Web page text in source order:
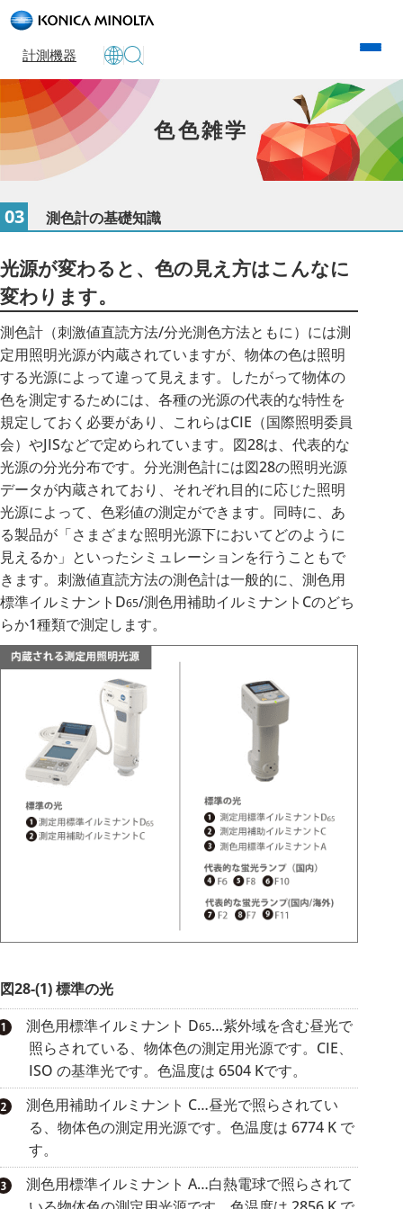
計測機器
色色雑学
03 測色計の基礎知識
光源が変わると、色の見え方はこんなに
変わります。
測色計（刺激値直読方法/分光測色方法ともに）には測
定用照明光源が内蔵されていますが、物体の色は照明
する光源によって違って見えます。したがって物体の
色を測定するためには、各種の光源の代表的な特性を
規定しておく必要があり、これらはCIE（国際照明委員
会）やJISなどで定められています。図28は、代表的な
光源の分光分布です。分光測色計には図28の照明光源
データが内蔵されており、それぞれ目的に応じた照明
光源によって、色彩値の測定ができます。同時に、あ
る製品が「さまざまな照明光源下においてどのように
見えるか」といったシミュレーションを行うこともで
きます。刺激値直読方法の測色計は一般的に、測色用
標準イルミナントD65/測色用補助イルミナントCのどち
らか1種類で測定します。
図28-(1) 標準の光
測色用標準イルミナント D65…紫外域を含む昼光で
照らされている、物体色の測定用光源です。CIE、
ISO の基準光です。色温度は 6504 Kです。
測色用補助イルミナント C…昼光で照らされてい
る、物体色の測定用光源です。色温度は 6774 K で
す。
測色用標準イルミナント A…白熱電球で照らされて